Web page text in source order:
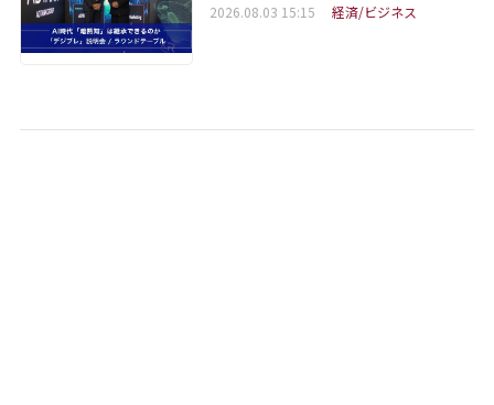
2026.08.03 15:15 経済/ビジネス